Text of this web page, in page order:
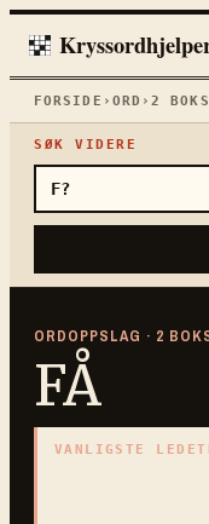
FORSIDE › ORD ›2
SØK VIDERE
ORDOPPSLAG · 2
FÅ
VANLIGSTE